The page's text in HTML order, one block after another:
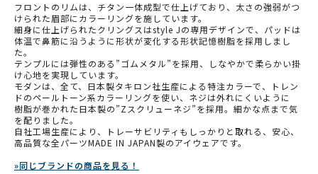
フロントのリムは、チタン一体成型で仕上げており、太さの強弱がつ
けられた眉部にカラーリングを施しています。
細身に仕上げられたクリングスはstyle Jの専用デザインで、パッドは
体温で鼻筋に沿うように形状が変化する形状記憶樹脂を採用しまし
た。
テンプルには弾性のある”ゴムメタル”を採用、しなやかで柔らかい掛
け心地を実現しています。
モダンは、全て、日本製タキロン社生産による特注カラーで、トレン
ドのペールトーン系カラーリングを使い、ネジは外れにくいように
樹脂が巻かれた日本製の”Zスクリューネジ”を採用。細かな点まで気
を配りました。
自社工場生産により、トレーサビリティもしっかりと取れる、安心、
高品質な全パーツMADE IN JAPAN製のアイウェアです。
»同じブランドの商品を見る！